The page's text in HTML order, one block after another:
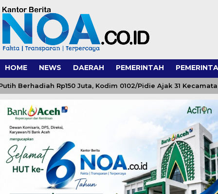
HOME NEWS DAERAH PEMERINTAH
Rp150 Juta, Kodim 0102/Pidie Ajak 31 Kecamatan